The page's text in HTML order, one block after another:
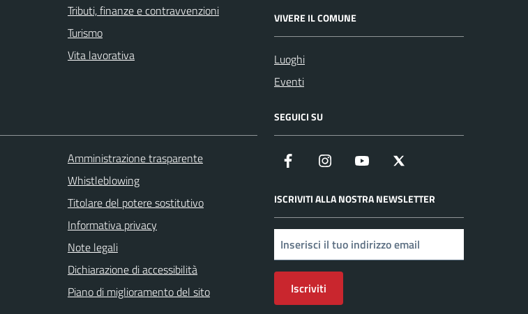
Tributi, finanze e contravvenzioni
Turismo
Vita lavorativa
VIVERE IL COMUNE
Luoghi
Eventi
Amministrazione trasparente
Whistleblowing
Titolare del potere sostitutivo
Informativa privacy
Note legali
Dichiarazione di accessibilità
Piano di miglioramento del sito
SEGUICI SU
Facebook Instagram YouTube
ISCRIVITI ALLA NOSTRA NEWSLETTER